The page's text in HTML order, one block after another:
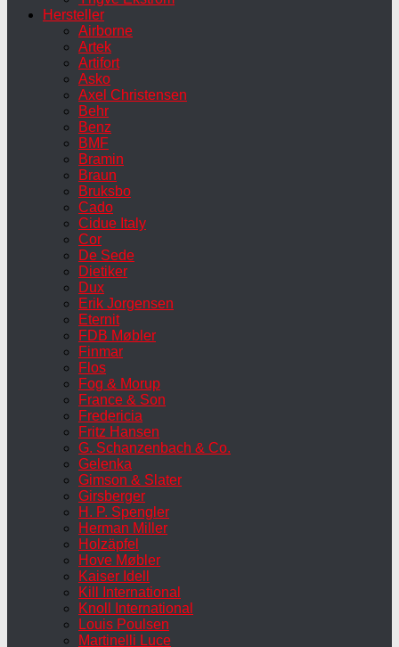
Hersteller
Airborne
Artek
Artifort
Asko
Axel Christensen
Behr
Benz
BMF
Bramin
Braun
Bruksbo
Cado
Cidue Italy
Cor
De Sede
Dietiker
Dux
Erik Jorgensen
Eternit
FDB Møbler
Finmar
Flos
Fog & Morup
France & Son
Fredericia
Fritz Hansen
G. Schanzenbach & Co.
Gelenka
Gimson & Slater
Girsberger
H. P. Spengler
Herman Miller
Holzäpfel
Hove Møbler
Kaiser Idell
Kill International
Knoll International
Louis Poulsen
Martinelli Luce